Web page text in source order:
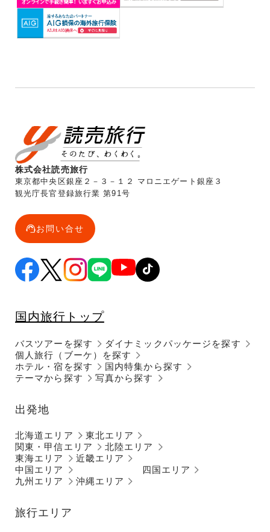
株式会社読売旅行
東京都中央区銀座２－３－１２ マロニエゲート銀座３
観光庁長官登録旅行業 第91号
お問い合せ
国内旅行トップ
バスツアーを探す
個人旅行（ブーケ）を探す
ダイナミックパッケージを探す
ホテル・宿を探す
国内特集から探す
テーマから探す
写真から探す
出発地
北海道エリア
東北エリア
関東・甲信エリア
北陸エリア
東海エリア
近畿エリア
中国エリア
四国エリア
九州エリア
沖縄エリア
旅行エリア